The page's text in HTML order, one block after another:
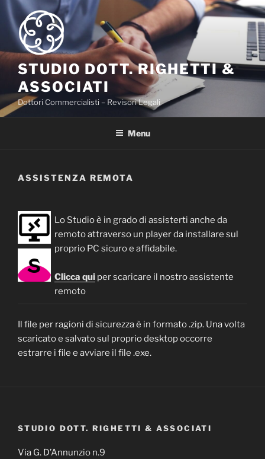
Salta
contenuto
STUDIO DOTT. RIGHETTI &
ASSOCIATI
Dottori Commercialisti – Revisori Legali
Menu
ASSISTENZA REMOTA
Lo Studio è in grado di assisterti anche da
remoto attraverso un player da installare sul
proprio PC sicuro e affidabile.
Clicca qui per scaricare il nostro assistente
remoto
Il file per ragioni di sicurezza è in formato .zip. Una volta
scaricato e salvato sul proprio desktop occorre
estrarre i file e avviare il file .exe.
STUDIO DOTT. RIGHETTI & ASSOCIATI
Via G. D’Annunzio n.9